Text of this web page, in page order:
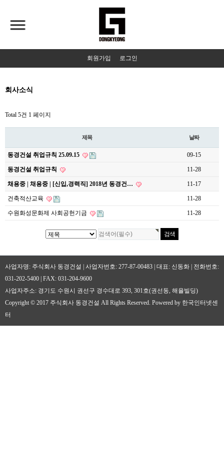
회원가입 로그인
회사소식
Total 5건 1 페이지
제목 날짜
동경건설 취업규칙 25.09.15 09-15
동경건설 취업규칙 11-28
채용중 | 채용중 | [신입,경력직] 2018년 동경건… 11-17
건축적산교육 11-28
수원화성문화제 사회공헌기금 11-28
사업자명: 주식회사 동경건설 | 사업자번호: 277-87-00483 | 대표: 신동화 | 전화번호:
031-202-5400 | FAX: 031-204-9600
사업자주소: 경기도 수원시 권선구 경수대로 393, 301호(권선동, 해율빌딩)
Copyright © 2017 주식회사 동경건설 All Rights Reserved. Powered by 한국인터넷센
터